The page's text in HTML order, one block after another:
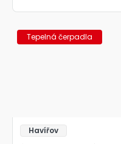
Tepelná čerpadla
Havířov